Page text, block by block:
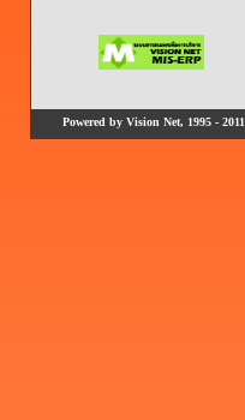
Powered by Vision Net, 1995 - 2011